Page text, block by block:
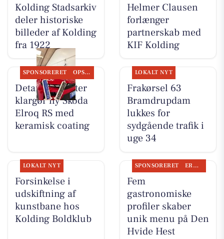
Kolding Stadsarkiv
deler historiske
billeder af Kolding
fra 1922
Helmer Clausen
forlænger
partnerskab med
KIF Kolding
SPONSORERET OPSLAGSTAVLEN
Detailing Center
klargør ny Skoda
Elroq RS med
keramisk coating
LOKALT NYT
Frakørsel 63
Bramdrupdam
lukkes for
sydgående trafik i
uge 34
LOKALT NYT
Forsinkelse i
udskiftning af
kunstbane hos
Kolding Boldklub
SPONSORERET ERHVERV
Fem
gastronomiske
profiler skaber
unik menu på Den
Hvide Hest